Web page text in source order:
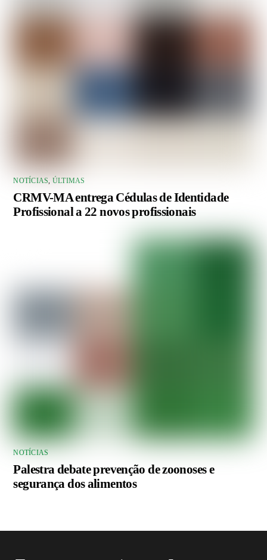
NOTÍCIAS ÚLTIMAS
CRMV-MA entrega Cédulas de Identidade
Profissional a 22 novos profissionais
NOTÍCIAS
Palestra debate prevenção de zoonoses e
segurança dos alimentos